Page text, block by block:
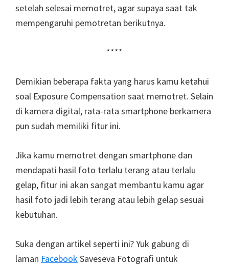
setelah selesai memotret, agar supaya saat tak
mempengaruhi pemotretan berikutnya.
****
Demikian beberapa fakta yang harus kamu ketahui
soal Exposure Compensation saat memotret. Selain
di kamera digital, rata-rata smartphone berkamera
pun sudah memiliki fitur ini.
Jika kamu memotret dengan smartphone dan
mendapati hasil foto terlalu terang atau terlalu
gelap, fitur ini akan sangat membantu kamu agar
hasil foto jadi lebih terang atau lebih gelap sesuai
kebutuhan.
Suka dengan artikel seperti ini? Yuk gabung di
laman FacebookSaveseva Fotografi untuk